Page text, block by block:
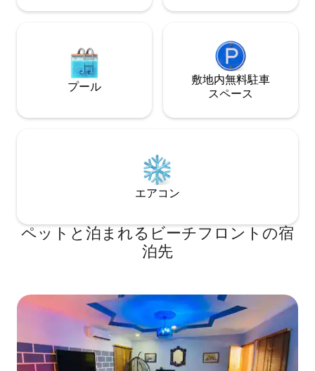
プール
敷地内無料駐⁠車
ス⁠ペ⁠ー⁠ス
エアコン
ペットと泊まれるビーチフロントの宿
泊先